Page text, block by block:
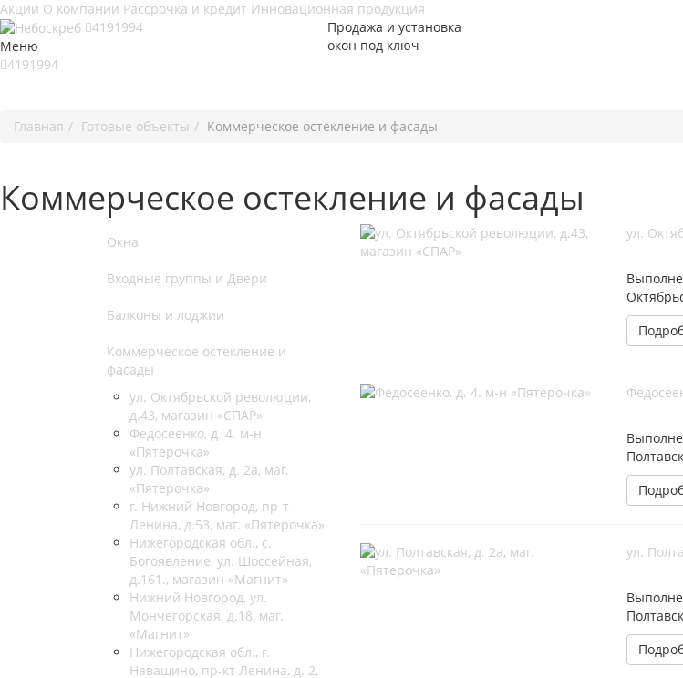
Акции О компании Рассрочка и кредит Инновационная продукция
4191994
Меню
4191994
Продажа и установка
окон под ключ
Главная
Готовые объекты Коммерческое остекление и фасады
Коммерческое остекление и фасады
Окна
Входные группы и Двери
Балконы и лоджии
Коммерческое остекление и
фасады
ул. Октябрьской революции,
д.43, магазин «СПАР»
Федосеенко, д. 4. м-н
«Пятерочка»
ул. Полтавская, д. 2а, маг.
«Пятерочка»
г. Нижний Новгород, пр-т
Ленина, д.53, маг. «Пятерочка»
Нижегородская обл., с.
Богоявление, ул. Шоссейная,
д.161., магазин «Магнит»
Нижний Новгород, ул.
Мончегорская, д.18, маг.
«Магнит»
Нижегородская обл., г.
Навашино, пр-кт Ленина, д. 2,
ул.
ул.